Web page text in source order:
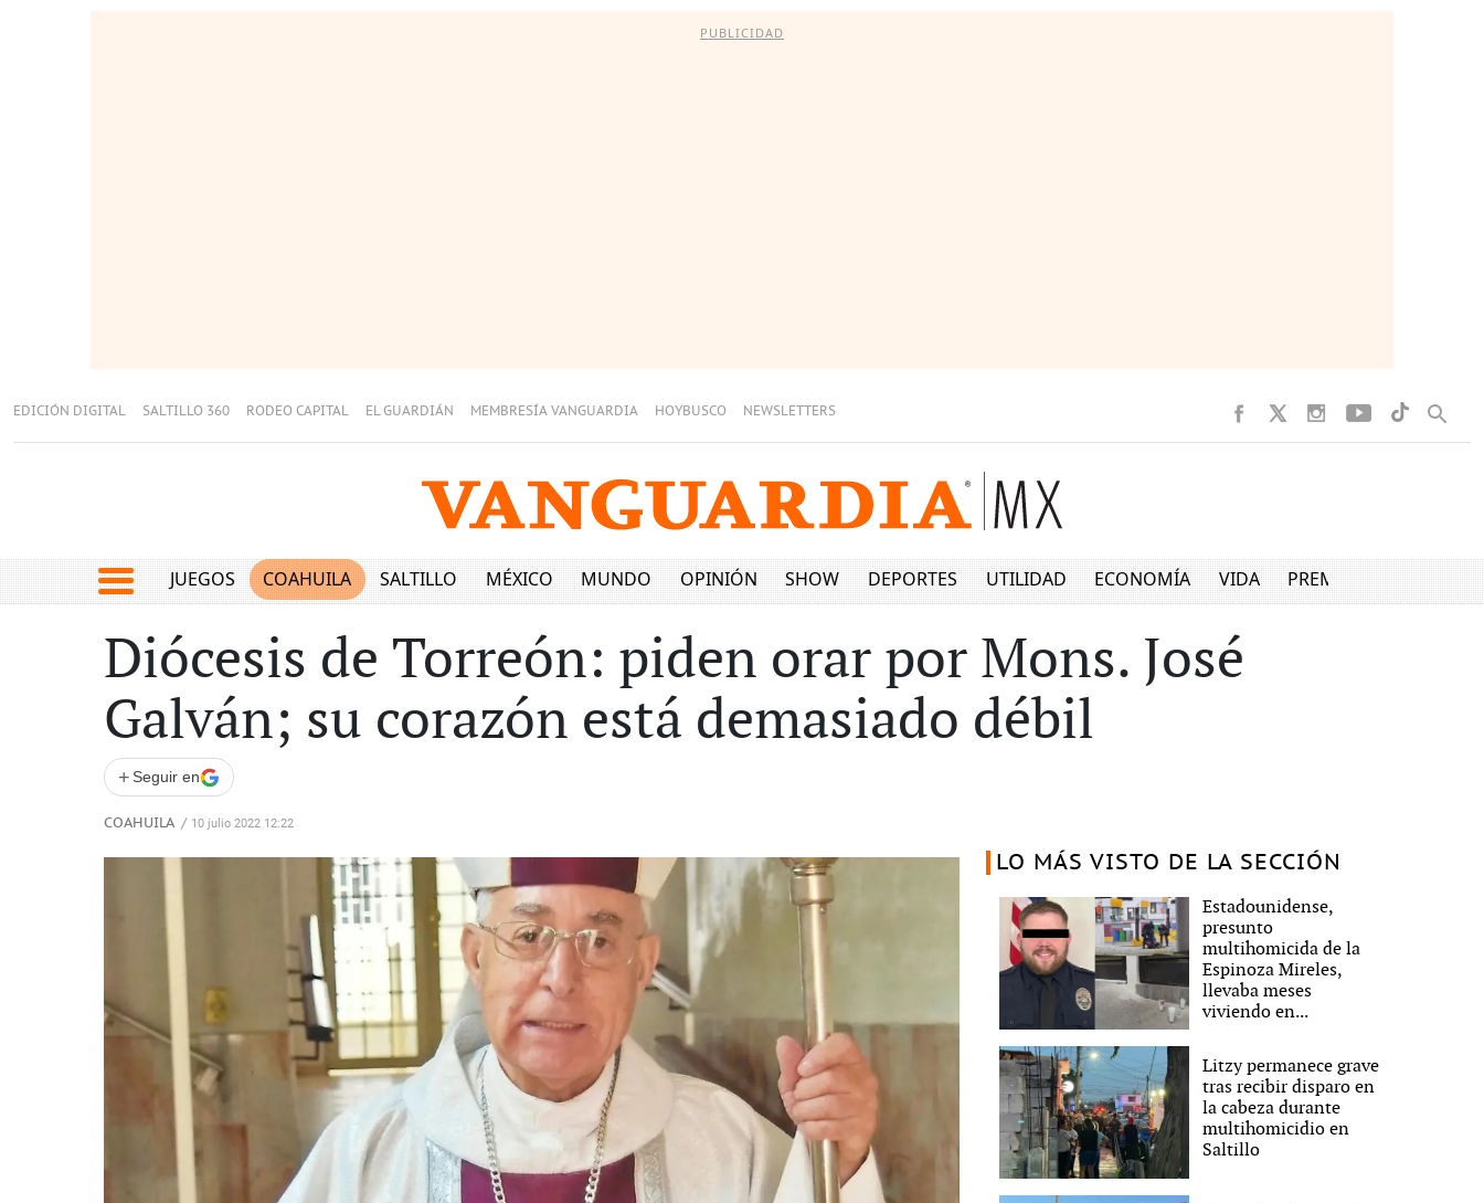
PUBLICIDAD
EDICIÓN DIGITAL SALTILLO 360 RODEO CAPITAL EL GUARDIÁN MEMBRESÍA VANGUARDIA HOYBUSCO NEWSLETTERS
JUEGOS COAHUILA SALTILLO MÉXICO MUNDO OPINIÓN SHOW DEPORTES UTILIDAD ECONOMÍA VIDA PREMIUM
Diócesis de Torreón: piden orar por Mons. José
Galván; su corazón está demasiado débil
+ Seguir en
COAHUILA / 10 julio 2022 12:22
LO MÁS VISTO DE LA SECCIÓN
Estadounidense,
presunto
multihomicida de la
Espinoza Mireles,
llevaba meses
viviendo en...
Litzy permanece grave
tras recibir disparo en
la cabeza durante
multihomicidio en
Saltillo